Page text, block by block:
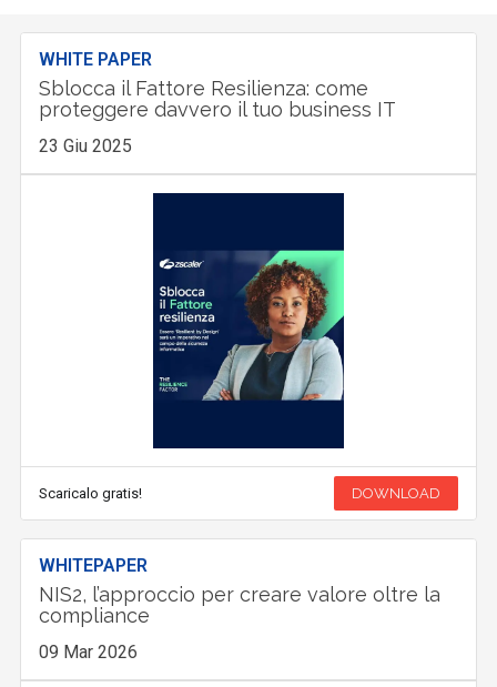
WHITE PAPER
Sblocca il Fattore Resilienza: come
proteggere davvero il tuo business IT
23 Giu 2025
Scaricalo gratis! DOWNLOAD
WHITEPAPER
NIS2, l’approccio per creare valore oltre la
compliance
09 Mar 2026